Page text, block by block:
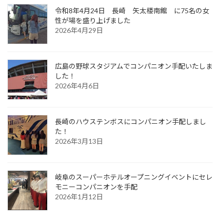
令和8年4月24日 長崎 矢太楼南館 に75名の女
性が場を盛り上げました
2026年4月29日
広島の野球スタジアムでコンパニオン手配いたしま
した！
2026年4月6日
長崎のハウステンボスにコンパニオン手配しまし
た！
2026年3月13日
岐阜のスーパーホテルオープニングイベントにセレ
モニーコンパニオンを手配
2026年1月12日